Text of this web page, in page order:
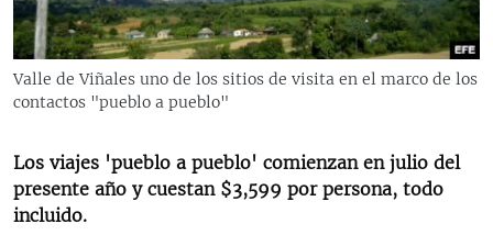
RADIO MARTÍ
ESPECIALES
ESPECIALES
SER VIEJO EN CUBA
KENTU-CUBANO
MULTIMEDIA
SÍGUENOS
Valle de Viñales uno de los sitios de visita en el marco de los
contactos "pueblo a pueblo"
Los viajes 'pueblo a pueblo' comienzan en julio del
presente año y cuestan $3,599 por persona, todo
incluido.